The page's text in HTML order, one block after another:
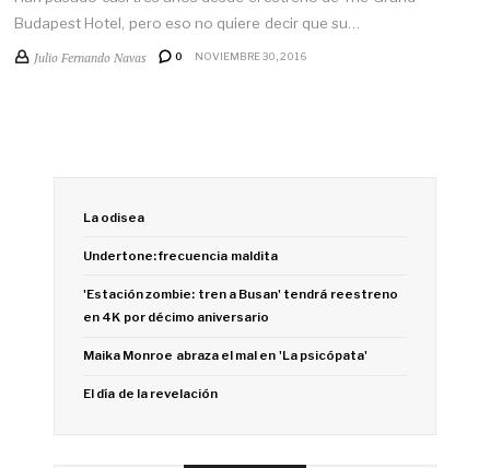
Budapest Hotel, pero eso no quiere decir que su…
Julio Fernando Navas 0 NOVIEMBRE 30, 2016
La odisea
Undertone: frecuencia maldita
'Estación zombie: tren a Busan' tendrá reestreno
en 4K por décimo aniversario
Maika Monroe abraza el mal en 'La psicópata'
El día de la revelación